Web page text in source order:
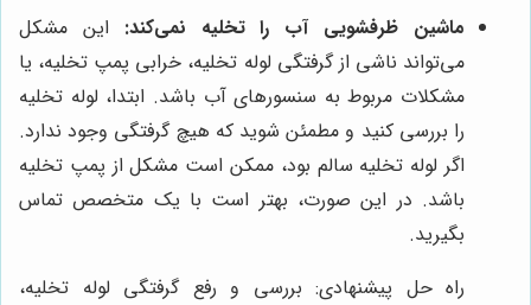
ماشین ظرفشویی آب را تخلیه نمی‌کند: این مشکل
می‌تواند ناشی از گرفتگی لوله تخلیه، خرابی پمپ تخلیه، یا
مشکلات مربوط به سنسورهای آب باشد. ابتدا، لوله تخلیه
را بررسی کنید و مطمئن شوید که هیچ گرفتگی وجود ندارد.
اگر لوله تخلیه سالم بود، ممکن است مشکل از پمپ تخلیه
باشد. در این صورت، بهتر است با یک متخصص تماس
بگیرید.
راه حل پیشنهادی: بررسی و رفع گرفتگی لوله تخلیه،